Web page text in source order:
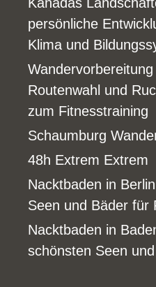
persönliche
Klima und
Routenwahl und
zum Fitnesstraining
Schaumburg
48h Extrem Extrem
Nacktbaden in
Seen und Bäder für
Nacktbaden in
schönsten Seen